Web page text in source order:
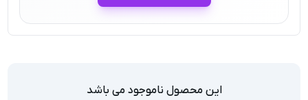
این محصول ناموجود می باشد